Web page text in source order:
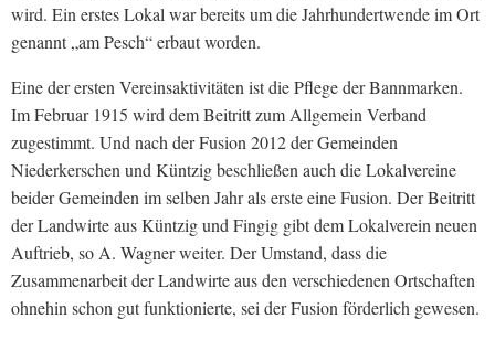
wird. Ein erstes Lokal war bereits um die Jahrhundertwende im Ort
genannt „am Pesch“ erbaut worden.
Eine der ersten Vereinsaktivitäten ist die Pflege der Bannmarken.
Im Februar 1915 wird dem Beitritt zum Allgemein Verband
zugestimmt. Und nach der Fusion 2012 der Gemeinden
Niederkerschen und Küntzig beschließen auch die Lokalvereine
beider Gemeinden im selben Jahr als erste eine Fusion. Der Beitritt
der Landwirte aus Küntzig und Fingig gibt dem Lokalverein neuen
Auftrieb, so A. Wagner weiter. Der Umstand, dass die
Zusammenarbeit der Landwirte aus den verschiedenen Ortschaften
ohnehin schon gut funktionierte, sei der Fusion förderlich gewesen.